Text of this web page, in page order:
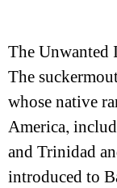
The Unwanted
The
whose native
America,
and Trinidad
introduced to